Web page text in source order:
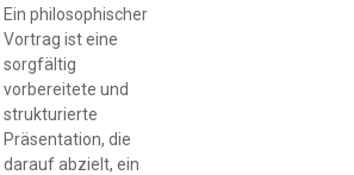
Ein philosophischer
Vortrag ist eine
sorgfältig
vorbereitete und
strukturierte
Präsentation, die
darauf abzielt, ein